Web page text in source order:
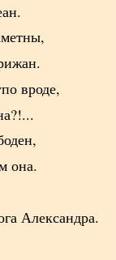
вроде,
она.
Александра.